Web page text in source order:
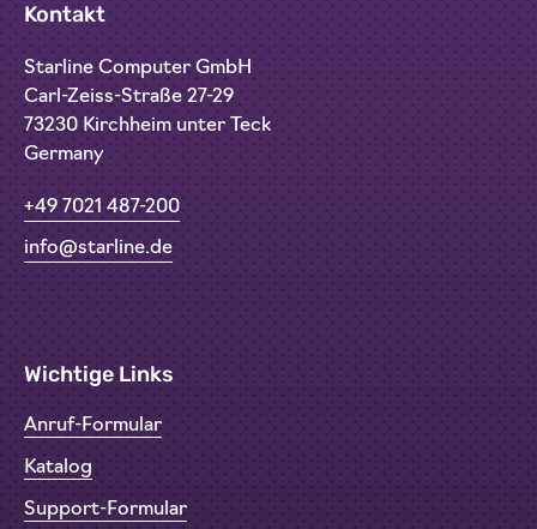
Kontakt
Starline Computer GmbH
Carl-Zeiss-Straße 27-29
73230 Kirchheim unter Teck
Germany
+49 7021 487-200
info@starline.de
Wichtige Links
Anruf-Formular
Katalog
Support-Formular